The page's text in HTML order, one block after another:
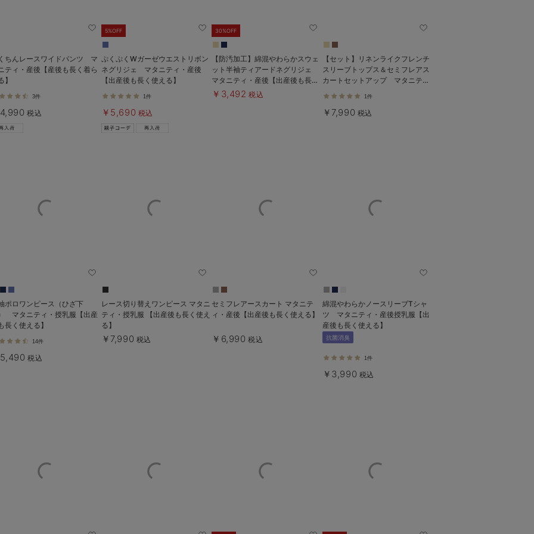
ちんレースワイドパンツ マ
ティ・産後【産後も長く着ら
】
3件
税込
5%OFF
ぷくぷくWガーゼウエストリボン
ネグリジェ マタニティ・産後
【出産後も長く使える】
1件
￥5,690 税込
30%OFF
【防汚加工】綿混やわらかスウェ
ット半袖ティアードネグリジェ
マタニティ・産後【出産後も長く
使える】
￥3,492 税込
【セット】リネンライクフレンチ
スリーブトップス＆セミフレアス
カートセットアップ マタニテ
る】
1件
￥7,990 税込
ポロワンピース（ひざ下
マタニティ・授乳服【出産
長く使える】
14件
税込
レース切り替えワンピース マタニ
ティ・授乳服 【出産後も長く使え
る】
￥7,990 税込
セミフレアースカート マタニテ
ィ・産後【出産後も長く使える】
￥6,990 税込
綿混やわらかノースリーブTシャ
ツ マタニティ・産後授乳服【出
産後も長く使える】
抗菌消臭
1件
￥3,990 税込